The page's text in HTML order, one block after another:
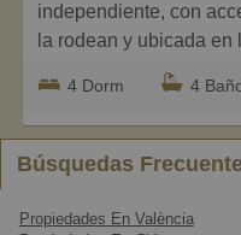
independiente, con
la rodean y ubicada
urbanización
Un brillante proyecto,
1.625 metros de
extraordinaria
terraza cubierta,
espectaculares
4 Dorm 4
Búsquedas
Propiedades En València